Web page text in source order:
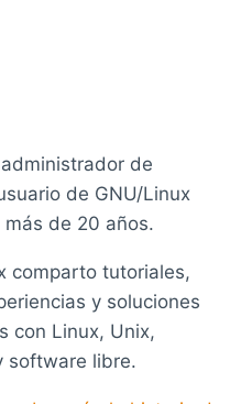
de
de GNU/Linux
de 20 años.
comparto tutoriales,
y soluciones
con Linux, Unix,
software libre.